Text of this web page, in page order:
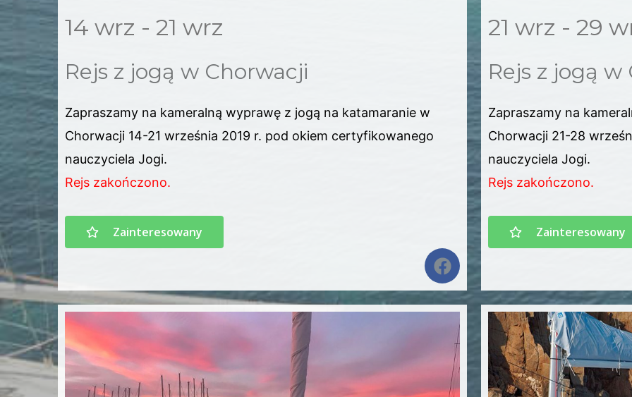
14 wrz - 21 wrz
Rejs z jogą w Chorwacji
Zapraszamy na kameralną wyprawę z jogą na katamaranie w
Chorwacji 14-21 września 2019 r. pod okiem certyfikowanego
nauczyciela Jogi.
Rejs zakończono.
Zainteresowany
21 wrz - 29
Rejs z jogą
Zapraszamy na
Chorwacji 21-28
nauczyciela Jogi.
Rejs zakończono.
Zainteresowany